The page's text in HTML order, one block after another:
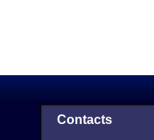
Contacts